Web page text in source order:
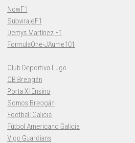
NowF1
SubvirajeF1
Demys Martínez F1
FormulaOne-JAume101
Club Deportivo Lugo
CB Breogán
Porta XI Ensino
Somos Breogán
Football Galicia
Fútbol Americano Galicia
Vigo Guardians